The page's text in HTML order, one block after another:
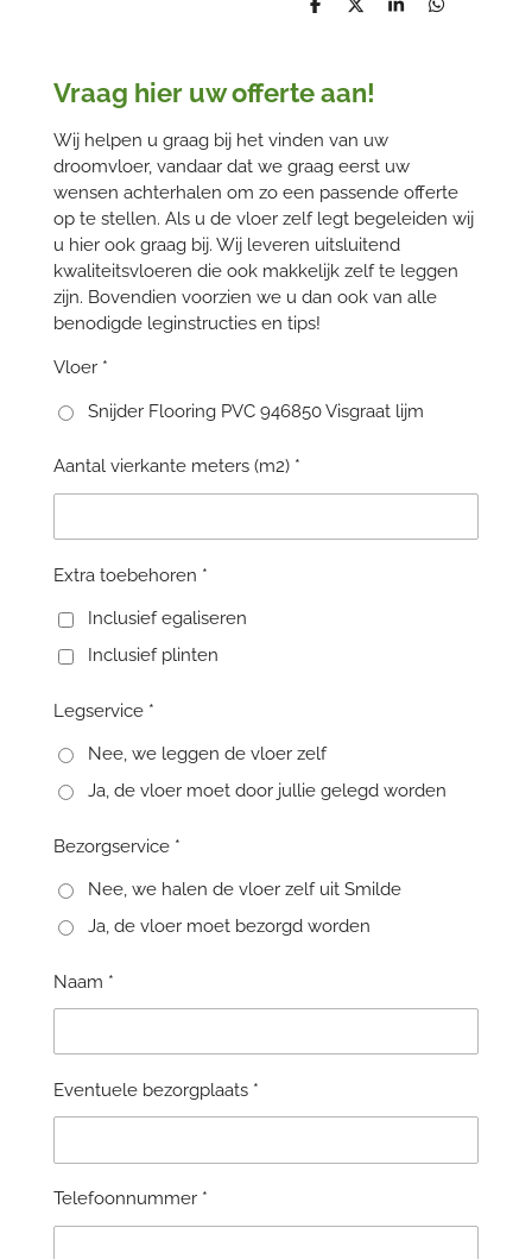
D
D
S
D
Vraag hier uw offerte aan!
Wij helpen u graag bij het vinden van uw
droomvloer, vandaar dat we graag eerst uw
wensen achterhalen om zo een passende offerte
op te stellen. Als u de vloer zelf legt begeleiden wij
u hier ook graag bij. Wij leveren uitsluitend
kwaliteitsvloeren die ook makkelijk zelf te leggen
zijn. Bovendien voorzien we u dan ook van alle
benodigde leginstructies en tips!
Vloer *
Snijder Flooring PVC 946850 Visgraat lijm
Aantal vierkante meters (m2) *
Extra toebehoren *
Inclusief egaliseren
Inclusief plinten
Legservice *
Nee, we leggen de vloer zelf
Ja, de vloer moet door jullie gelegd worden
Bezorgservice *
Nee, we halen de vloer zelf uit Smilde
Ja, de vloer moet bezorgd worden
Naam *
Eventuele bezorgplaats *
Telefoonnummer *